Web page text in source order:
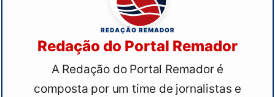
REDAÇÃO REMADOR
Redação do Portal Remador
A Redação do Portal Remador é
composta por um time de jornalistas e